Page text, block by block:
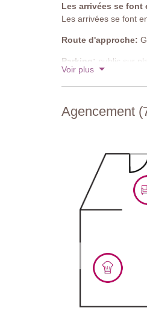
Les arrivées se font
Les arrivées se font
Route d'approche:
Parking: public sur
Voir plus
Agencement